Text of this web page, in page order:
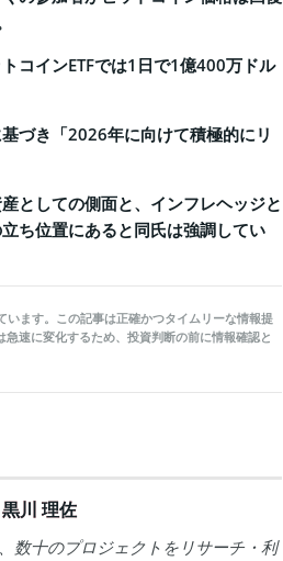
コインETFでは1日で1億400万ドル
づき「2026年に向けて積極的にリ
としての側面と、インフレヘッジと
ち位置にあると同氏は強調してい
ます。この記事は正確かつタイムリーな情報提
速に変化するため、投資判断の前に情報確認と
黒川 理佐
数十のプロジェクトをリサーチ・利